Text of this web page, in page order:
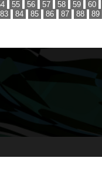
55 56 57 58 59 60
83 84 85 86 87 88 89